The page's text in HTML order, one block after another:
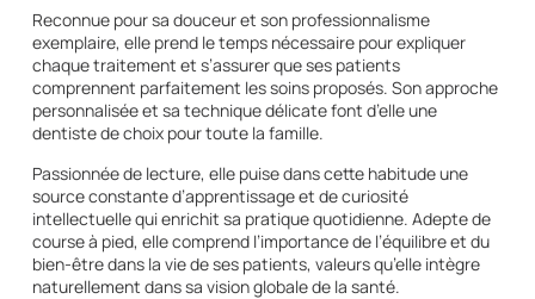
Reconnue pour sa douceur et son professionnalisme
exemplaire, elle prend le temps nécessaire pour expliquer
chaque traitement et s’assurer que ses patients
comprennent parfaitement les soins proposés. Son approche
personnalisée et sa technique délicate font d’elle une
dentiste de choix pour toute la famille.
Passionnée de lecture, elle puise dans cette habitude une
source constante d’apprentissage et de curiosité
intellectuelle qui enrichit sa pratique quotidienne. Adepte de
course à pied, elle comprend l’importance de l’équilibre et du
bien-être dans la vie de ses patients, valeurs qu’elle intègre
naturellement dans sa vision globale de la santé.